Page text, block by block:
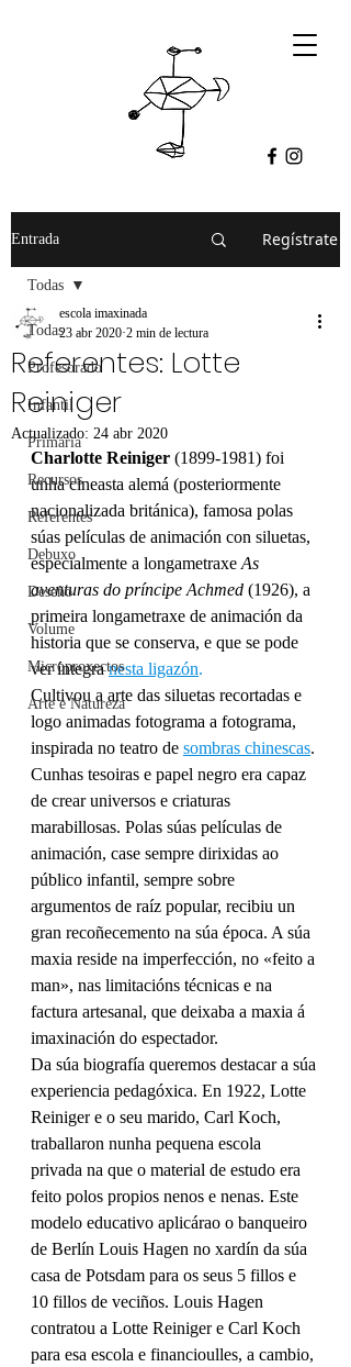
Entrada Regístrate
Todas
Profesorado
Infantil
Primaria
Recursos
Referentes
Debuxo
Deseño
Volume
Microproxectos
Arte e Natureza
Todas
Referentes: Lotte
Reiniger
escola imaxinada
23 abr 2020 2 min de lectura
Actualizado: 24 abr 2020
Charlotte Reiniger (1899-1981) foi
unha cineasta alemá (posteriormente
nacionalizada británica), famosa polas
súas películas de animación con siluetas,
especialmente a longametraxe As
aventuras do príncipe Achmed (1926), a
primeira longametraxe de animación da
historia que se conserva, e que se pode
ver íntegra nesta ligazón.
Cultivou a arte das siluetas recortadas e
logo animadas fotograma a fotograma,
inspirada no teatro de sombras chinescas.
Cunhas tesoiras e papel negro era capaz
de crear universos e criaturas
marabillosas. Polas súas películas de
animación, case sempre dirixidas ao
público infantil, sempre sobre
argumentos de raíz popular, recibiu un
gran recoñecemento na súa época. A súa
maxia reside na imperfección, no «feito a
man», nas limitacións técnicas e na
factura artesanal, que deixaba a maxia á
imaxinación do espectador.
Da súa biografía queremos destacar a súa
experiencia pedagóxica. En 1922, Lotte
Reiniger e o seu marido, Carl Koch,
traballaron nunha pequena escola
privada na que o material de estudo era
feito polos propios nenos e nenas. Este
modelo educativo aplicárao o banqueiro
de Berlín Louis Hagen no xardín da súa
casa de Potsdam para os seus 5 fillos e
10 fillos de veciños. Louis Hagen
contratou a Lotte Reiniger e Carl Koch
para esa escola e financioulles, a cambio,